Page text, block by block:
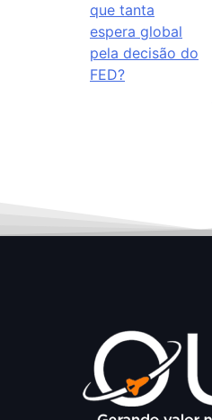
que tanta
espera global
pela decisão do
FED?